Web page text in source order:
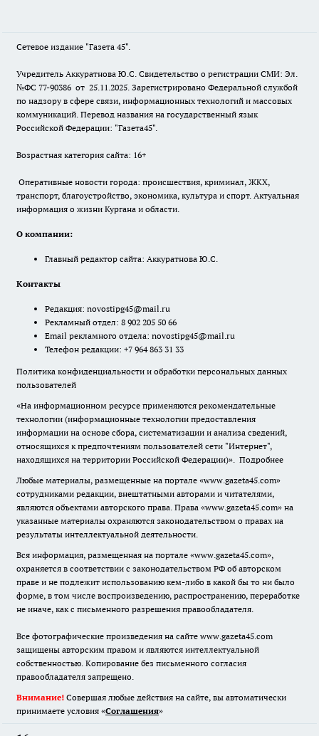
Сетевое издание "Газета 45".
Учредитель Аккуратнова Ю.С. Свидетельство о регистрации СМИ: Эл.
№ФС 77-90386 от 25.11.2025. Зарегистрировано Федеральной службой
по надзору в сфере связи, информационных технологий и массовых
коммуникаций. Перевод названия на государственный язык
Российской Федерации: "Газета45".
Возрастная категория сайта: 16+
Оперативные новости города: происшествия, криминал, ЖКХ,
транспорт, благоустройство, экономика, культура и спорт. Актуальная
информация о жизни Кургана и области.
О компании:
Главный редактор сайта: Аккуратнова Ю.С.
Контакты
Редакция: novostipg45@mail.ru
Рекламный отдел: 8 902 205 50 66
Email рекламного отдела: novostipg45@mail.ru
Телефон редакции: +7 964 863 31 33
Политика конфиденциальности и обработки персональных данных
пользователей
«На информационном ресурсе применяются рекомендательные
технологии (информационные технологии предоставления
информации на основе сбора, систематизации и анализа сведений,
относящихся к предпочтениям пользователей сети "Интернет",
находящихся на территории Российской Федерации)». Подробнее
Любые материалы, размещенные на портале «www.gazeta45.com»
сотрудниками редакции, внештатными авторами и читателями,
являются объектами авторского права. Права «www.gazeta45.com» на
указанные материалы охраняются законодательством о правах на
результаты интеллектуальной деятельности.
Вся информация, размещенная на портале «www.gazeta45.com»,
охраняется в соответствии с законодательством РФ об авторском
праве и не подлежит использованию кем-либо в какой бы то ни было
форме, в том числе воспроизведению, распространению, переработке
не иначе, как с письменного разрешения правообладателя.
Все фотографические произведения на сайте www.gazeta45.com
защищены авторским правом и являются интеллектуальной
собственностью. Копирование без письменного согласия
правообладателя запрещено.
Внимание! Совершая любые действия на сайте, вы автоматически
принимаете условия «Cоглашения»